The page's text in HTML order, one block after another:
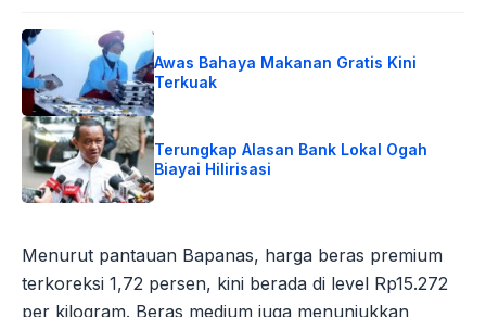
Awas Bahaya Makanan Gratis Kini
Terkuak
Terungkap Alasan Bank Lokal Ogah
Biayai Hilirisasi
Menurut pantauan Bapanas, harga beras premium
terkoreksi 1,72 persen, kini berada di level Rp15.272
per kilogram. Beras medium juga menunjukkan